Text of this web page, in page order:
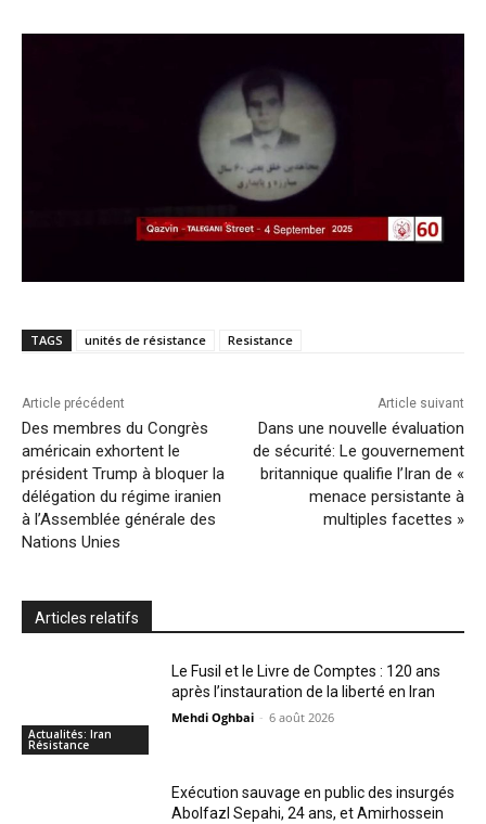
TAGS unités de résistance Resistance
Article précédent
Des membres du Congrès
américain exhortent le
président Trump à bloquer la
délégation du régime iranien
à l’Assemblée générale des
Nations Unies
Article suivant
Dans une nouvelle évaluation
de sécurité: Le gouvernement
britannique qualifie l’Iran de «
menace persistante à
multiples facettes »
Articles relatifs
Actualités: Iran
Résistance
Le Fusil et le Livre de Comptes : 120 ans
après l’instauration de la liberté en Iran
Mehdi Oghbai - 6 août 2026
Exécution sauvage en public des insurgés
Abolfazl Sepahi, 24 ans, et Amirhossein